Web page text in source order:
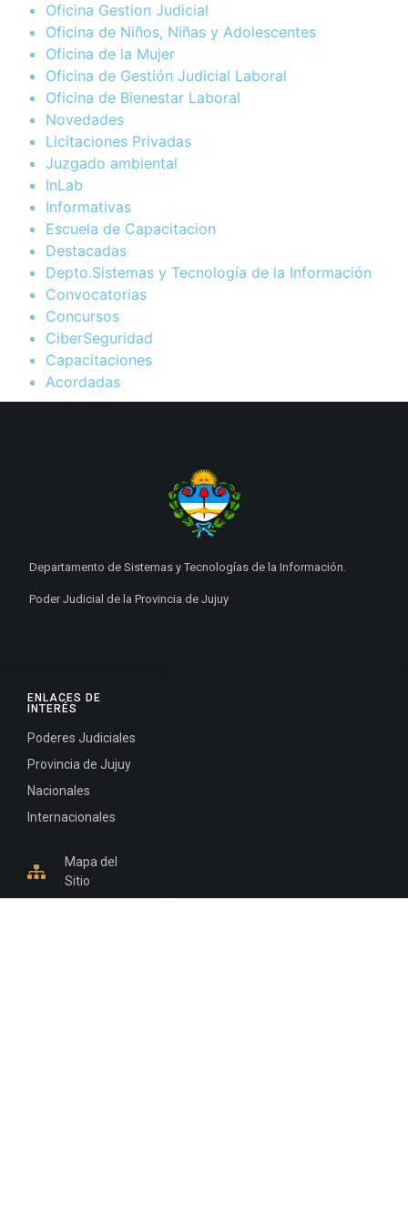
Oficina Gestion Judicial
Oficina de Niños, Niñas y Adolescentes
Oficina de la Mujer
Oficina de Gestión Judicial Laboral
Oficina de Bienestar Laboral
Novedades
Licitaciones Privadas
Juzgado ambiental
InLab
Informativas
Escuela de Capacitacion
Destacadas
Depto.Sistemas y Tecnología de la Información
Convocatorias
Concursos
CiberSeguridad
Capacitaciones
Acordadas
ENLACES DE
INTERÉS
Poderes Judiciales
Provincia de Jujuy
Nacionales
Internacionales
Mapa del
Sitio
Departamento de Sistemas y Tecnologías de la Información.
Poder Judicial de la Provincia de Jujuy